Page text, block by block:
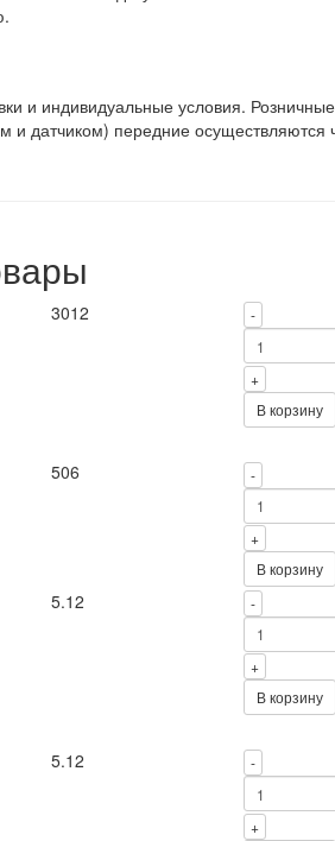
и индивидуальные условия.
и датчиком) передние осуществляются
3012 -
+
В корзину
506 -
+
В корзину
5.12 -
+
В корзину
5.12 -
+